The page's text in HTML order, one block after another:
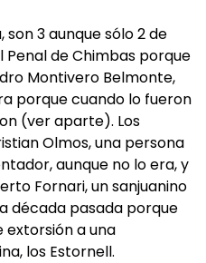
son 3 aunque sólo 2 de
de Chimbas porque
Montivero Belmonte,
porque cuando lo fueron
(ver aparte). Los
Olmos, una persona
aunque no lo era, y
Fornari, un sanjuanino
década pasada porque
a una
los Estornell.